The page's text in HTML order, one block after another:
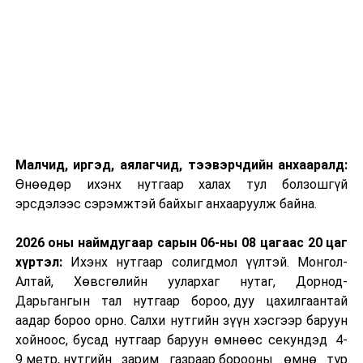
Малчид, иргэд, аялагчид, тээвэрчдийн анхааралд:
Өнөөдөр ихэнх нутгаар халах тул болзошгүй
эрсдэлээс сэрэмжтэй байхыг анхааруулж байна.
2026 оны наймдугаар сарын 06-ны 08 цагаас 20 цаг
хүртэл:Ихэнх нутгаар солигдмол үүлтэй. Монгол-
Алтай, Хөвсгөлийн уулархаг нутаг, Дорнод-
Дарьгангын тал нутгаар бороо, дуу цахилгаантай
аадар бороо орно. Салхи нутгийн зүүн хэсгээр баруун
хойноос, бусад нутгаар баруун өмнөөс секундэд 4-
9 метр, нутгийн зарим газраар борооны өмнө түр